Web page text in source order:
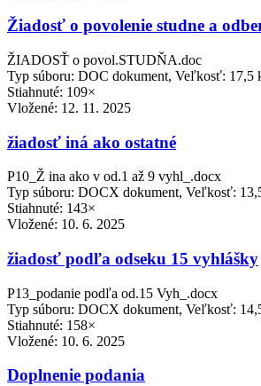
Žiadosť o povolenie studne a
ŽIADOSŤ o povol.STUDŇA.doc
Typ súboru: DOC dokument, Veľkosť: 17,5
Stiahnuté: 109×
Vložené: 12. 11. 2025
žiadosť iná ako ostatné
P10_Ž ina ako v od.1 až 9 vyhl_.docx
Typ súboru: DOCX dokument, Veľkosť:
Stiahnuté: 143×
Vložené: 10. 6. 2025
žiadosť podľa odseku 15 vyhlášky
P13_podanie podľa od.15 Vyh_.docx
Typ súboru: DOCX dokument, Veľkosť:
Stiahnuté: 158×
Vložené: 10. 6. 2025
Doplnenie podania